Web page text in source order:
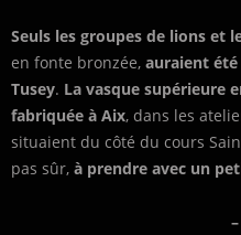
Seuls les groupes de lions et
en fonte bronzée, auraient été
Tusey. La vasque supérieure
fabriquée à Aix, dans les
situaient du côté du cours
pas sûr, à prendre avec un